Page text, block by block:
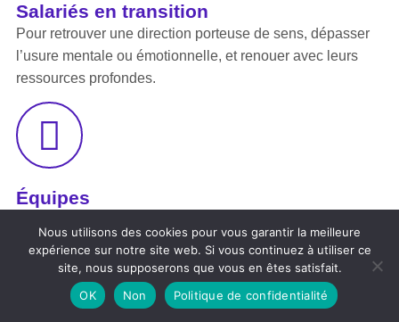
Salariés en transition
Pour retrouver une direction porteuse de sens, dépasser
l’usure mentale ou émotionnelle, et renouer avec leurs
ressources profondes.
Équipes
interpersonnelles, renforcer l’efficacité collective, et raviver
le plaisir de travailler ensemble autour d’un projet commun.
Nous utilisons des cookies pour vous garantir la meilleure
expérience sur notre site web. Si vous continuez à utiliser ce
site, nous supposerons que vous en êtes satisfait.
OK
Non Politique de confidentialité